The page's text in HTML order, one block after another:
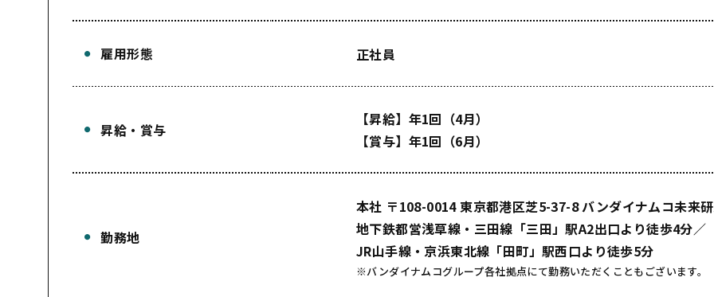
雇用形態 正社員
昇給・賞与
【昇給】年1回（4月）
【賞与】年1回（6月）
勤務地
本社 〒108-0014 東京都港区芝5-37-8 バンダイナムコ未来
地下鉄都営浅草線・三田線「三田」駅A2出口より徒歩4分／
JR山手線・京浜東北線「田町」駅西口より徒歩5分
※バンダイナムコグループ各社拠点にて勤務いただくこともございます。